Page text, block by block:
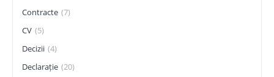
Contracte (7)
CV (5)
Decizii (4)
Declarație (20)